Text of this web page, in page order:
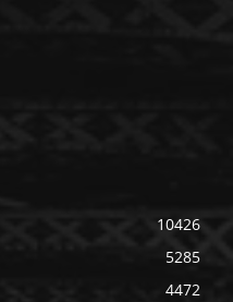
10426
5285
4472